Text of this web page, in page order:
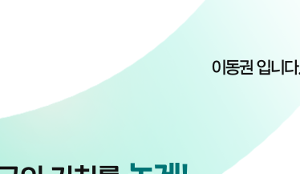
이동권 입니다.